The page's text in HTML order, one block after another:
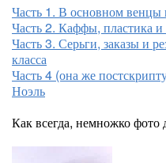
Часть 1. В основном венцы
Часть 2. Каффы, пластика
Часть 3. Серьги, заказы и
класса
Часть 4 (она же
Ноэль
Как всегда, немножко